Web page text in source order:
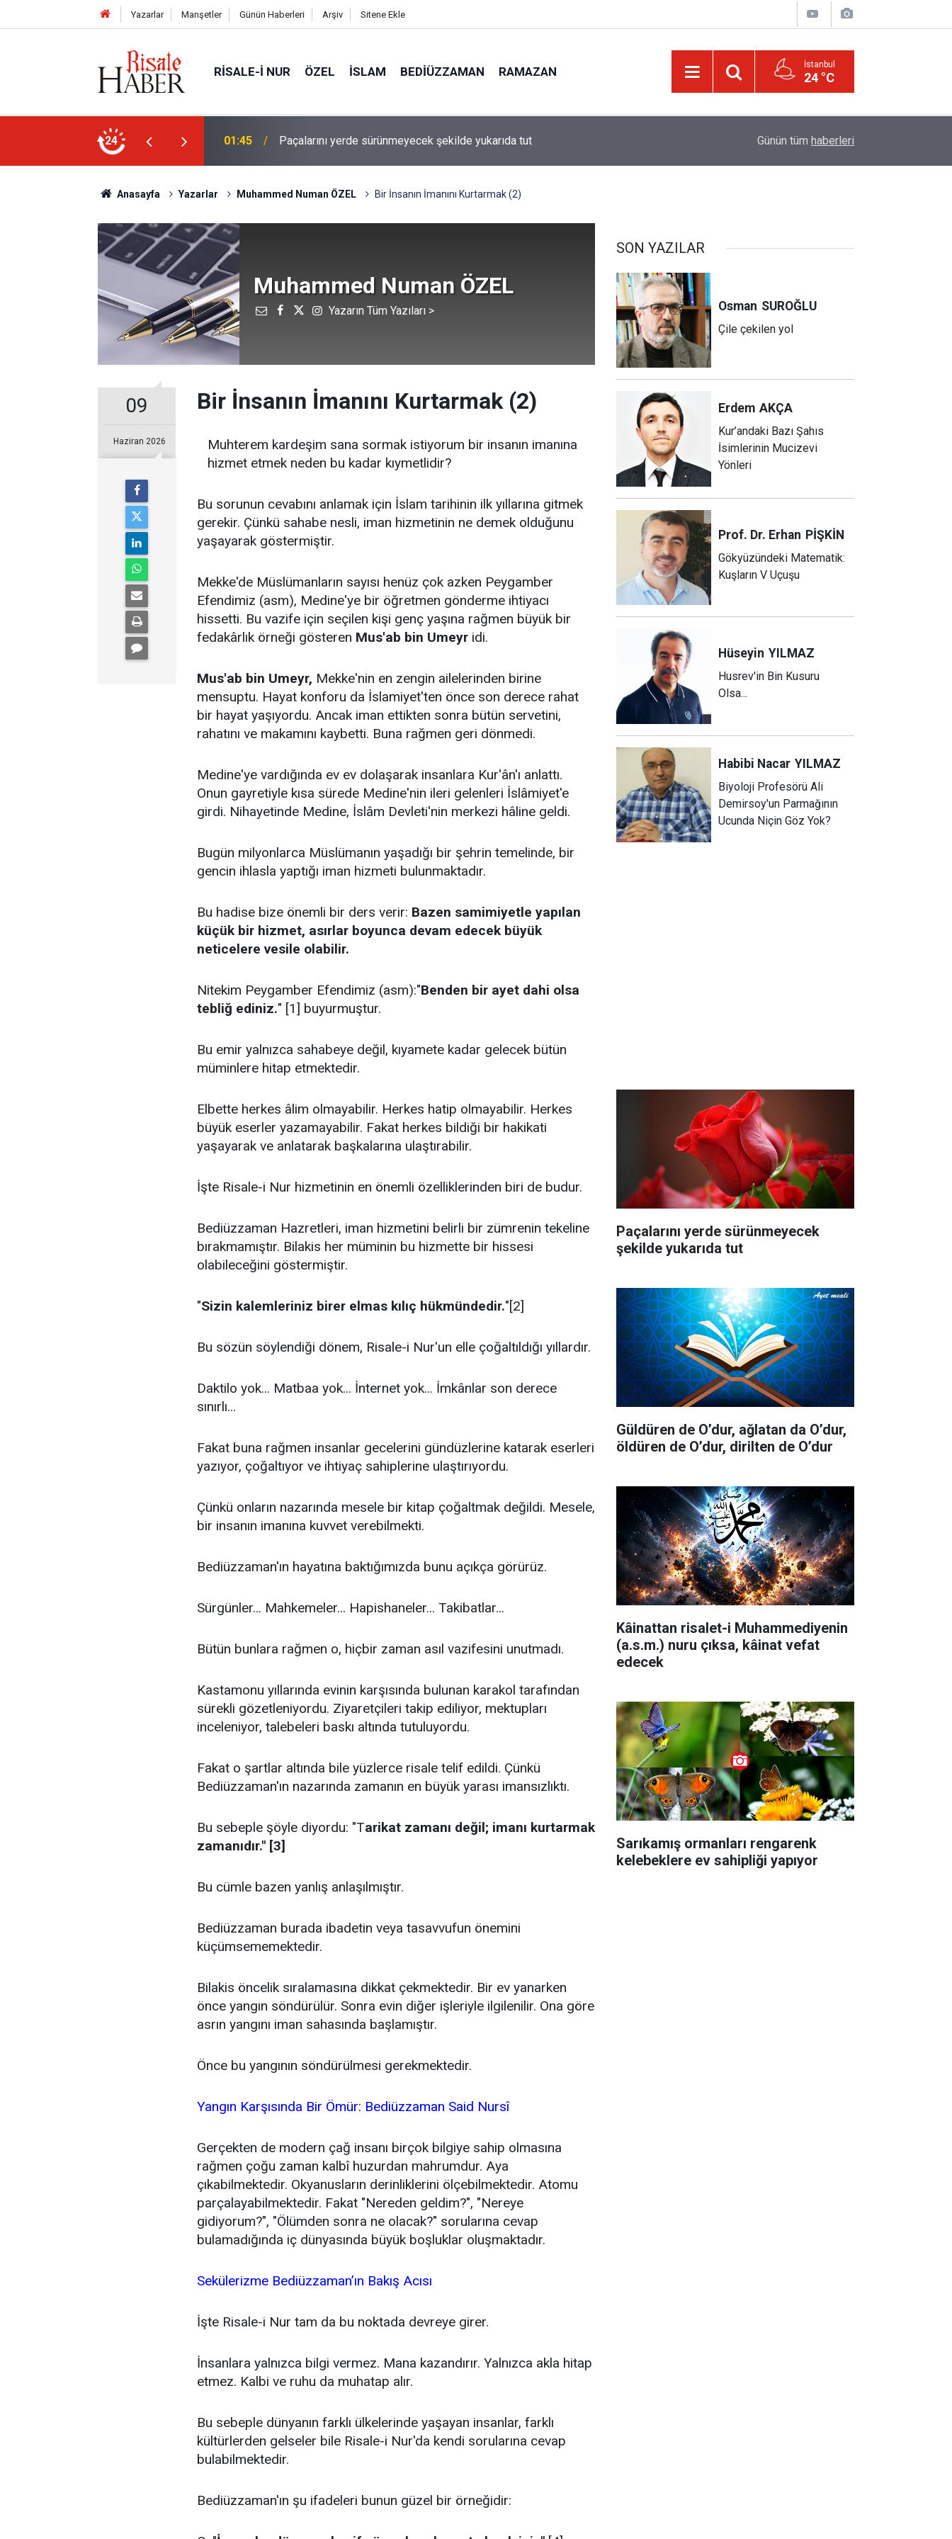
Yazarlar Manşetler Günün Haberleri Arşiv Sitene Ekle
RISALE-I NUR ÖZEL İSLAM BEDIÜZZAMAN RAMAZAN İstanbul
24 °C
24 01:15 Güldüren de O’dur, ağlatan da O’dur, öldüren de O’dur, dirilten de O’dur Kâinattan risalet-i Muhammediyenin (a.s.m.)
Günün tüm haberleri
Anasayfa Yazarlar Muhammed Numan ÖZEL Bir İnsanın İmanını Kurtarmak (2)
Muhammed Numan ÖZEL
Yazarın Tüm Yazıları >
09
Haziran 2026
Bir İnsanın İmanını Kurtarmak (2)
Muhterem kardeşim sana sormak istiyorum bir insanın imanına
hizmet etmek neden bu kadar kıymetlidir?
Bu sorunun cevabını anlamak için İslam tarihinin ilk yıllarına gitmek
gerekir. Çünkü sahabe nesli, iman hizmetinin ne demek olduğunu
yaşayarak göstermiştir.
Mekke'de Müslümanların sayısı henüz çok azken Peygamber
Efendimiz (asm), Medine'ye bir öğretmen gönderme ihtiyacı
hissetti. Bu vazife için seçilen kişi genç yaşına rağmen büyük bir
fedakârlık örneği gösteren Mus'ab bin Umeyr idi.
Mus'ab bin Umeyr, Mekke'nin en zengin ailelerinden birine
mensuptu. Hayat konforu da İslamiyet'ten önce son derece rahat
bir hayat yaşıyordu. Ancak iman ettikten sonra bütün servetini,
rahatını ve makamını kaybetti. Buna rağmen geri dönmedi.
Medine'ye vardığında ev ev dolaşarak insanlara Kur'ân'ı anlattı.
Onun gayretiyle kısa sürede Medine'nin ileri gelenleri İslâmiyet'e
girdi. Nihayetinde Medine, İslâm Devleti'nin merkezi hâline geldi.
Bugün milyonlarca Müslümanın yaşadığı bir şehrin temelinde, bir
gencin ihlasla yaptığı iman hizmeti bulunmaktadır.
Bu hadise bize önemli bir ders verir: Bazen samimiyetle yapılan
küçük bir hizmet, asırlar boyunca devam edecek büyük
neticelere vesile olabilir.
Nitekim Peygamber Efendimiz (asm):"Benden bir ayet dahi olsa
tebliğ ediniz." [1] buyurmuştur.
Bu emir yalnızca sahabeye değil, kıyamete kadar gelecek bütün
müminlere hitap etmektedir.
Elbette herkes âlim olmayabilir. Herkes hatip olmayabilir. Herkes
büyük eserler yazamayabilir. Fakat herkes bildiği bir hakikati
yaşayarak ve anlatarak başkalarına ulaştırabilir.
İşte Risale-i Nur hizmetinin en önemli özelliklerinden biri de budur.
Bediüzzaman Hazretleri, iman hizmetini belirli bir zümrenin tekeline
bırakmamıştır. Bilakis her müminin bu hizmette bir hissesi
olabileceğini göstermiştir.
"Sizin kalemleriniz birer elmas kılıç hükmündedir."[2]
Bu sözün söylendiği dönem, Risale-i Nur'un elle çoğaltıldığı yıllardır.
Daktilo yok... Matbaa yok... İnternet yok... İmkânlar son derece
sınırlı...
Fakat buna rağmen insanlar gecelerini gündüzlerine katarak eserleri
yazıyor, çoğaltıyor ve ihtiyaç sahiplerine ulaştırıyordu.
Çünkü onların nazarında mesele bir kitap çoğaltmak değildi. Mesele,
bir insanın imanına kuvvet verebilmekti.
Bediüzzaman'ın hayatına baktığımızda bunu açıkça görürüz.
Sürgünler... Mahkemeler... Hapishaneler... Takibatlar...
Bütün bunlara rağmen o, hiçbir zaman asıl vazifesini unutmadı.
Kastamonu yıllarında evinin karşısında bulunan karakol tarafından
sürekli gözetleniyordu. Ziyaretçileri takip ediliyor, mektupları
inceleniyor, talebeleri baskı altında tutuluyordu.
Fakat o şartlar altında bile yüzlerce risale telif edildi. Çünkü
Bediüzzaman'ın nazarında zamanın en büyük yarası imansızlıktı.
Bu sebeple şöyle diyordu: "Tarikat zamanı değil; imanı kurtarmak
zamanıdır." [3]
Bu cümle bazen yanlış anlaşılmıştır.
Bediüzzaman burada ibadetin veya tasavvufun önemini
küçümsememektedir.
Bilakis öncelik sıralamasına dikkat çekmektedir. Bir ev yanarken
önce yangın söndürülür. Sonra evin diğer işleriyle ilgilenilir. Ona göre
asrın yangını iman sahasında başlamıştır.
Önce bu yangının söndürülmesi gerekmektedir.
Yangın Karşısında Bir Ömür: Bediüzzaman Said Nursî
Gerçekten de modern çağ insanı birçok bilgiye sahip olmasına
rağmen çoğu zaman kalbî huzurdan mahrumdur. Aya
çıkabilmektedir. Okyanusların derinliklerini ölçebilmektedir. Atomu
parçalayabilmektedir. Fakat "Nereden geldim?", "Nereye
gidiyorum?", "Ölümden sonra ne olacak?" sorularına cevap
bulamadığında iç dünyasında büyük boşluklar oluşmaktadır.
Sekülerizme Bediüzzaman’ın Bakış Acısı
İşte Risale-i Nur tam da bu noktada devreye girer.
İnsanlara yalnızca bilgi vermez. Mana kazandırır. Yalnızca akla hitap
etmez. Kalbi ve ruhu da muhatap alır.
Bu sebeple dünyanın farklı ülkelerinde yaşayan insanlar, farklı
kültürlerden gelseler bile Risale-i Nur'da kendi sorularına cevap
bulabilmektedir.
Bediüzzaman'ın şu ifadeleri bunun güzel bir örneğidir:
SON YAZILAR
Osman SUROĞLU
Çile çekilen yol
Erdem AKÇA
Kur’andaki Bazı Şahıs
İsimlerinin Mucizevi
Yönleri
Prof. Dr. Erhan PİŞKİN
Gökyüzündeki Matematik:
Kuşların V Uçuşu
Hüseyin YILMAZ
Husrev'in Bin Kusuru
Olsa...
Habibi Nacar YILMAZ
Biyoloji Profesörü Ali
Demirsoy'un Parmağının
Ucunda Niçin Göz Yok?
Paçalarını yerde sürünmeyecek
şekilde yukarıda tut
Güldüren de O’dur, ağlatan da O’dur,
öldüren de O’dur, dirilten de O’dur
Kâinattan risalet-i Muhammediyenin
(a.s.m.) nuru çıksa, kâinat vefat
edecek
Sarıkamış ormanları rengarenk
kelebeklere ev sahipliği yapıyor